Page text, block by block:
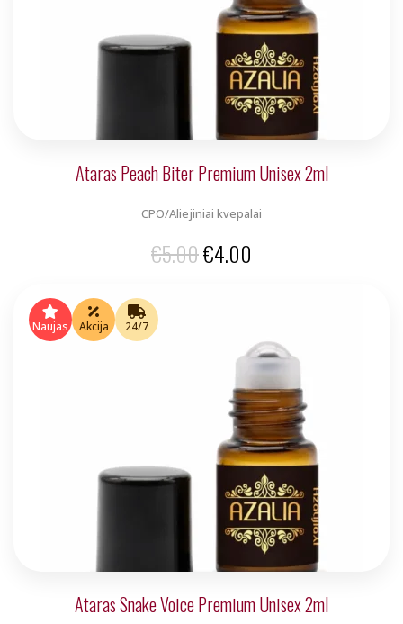
Ataras Peach Biter Premium Unisex 2ml
CPO/Aliejiniai kvepalai
€5.00Original
€5.00.
€4.00
€4.00.
Naujas Akcija 24/7
Ataras Snake Voice Premium Unisex 2ml